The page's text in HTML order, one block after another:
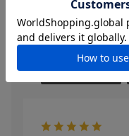
絞り込み